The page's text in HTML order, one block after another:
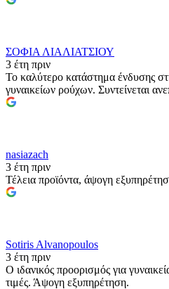
ΣΟΦΙΑ ΛΙΑΛΙΑΤΣΙΟΥ
3 έτη πριν
Το καλύτερο κατάστημα ένδυσης
γυναικείων ρούχων. Συντείνεται
nasiazach
3 έτη πριν
Τέλεια προϊόντα, άψογη
Sotiris Alvanopoulos
3 έτη πριν
Ο ιδανικός προορισμός για
τιμές. Άψογη εξυπηρέτηση.